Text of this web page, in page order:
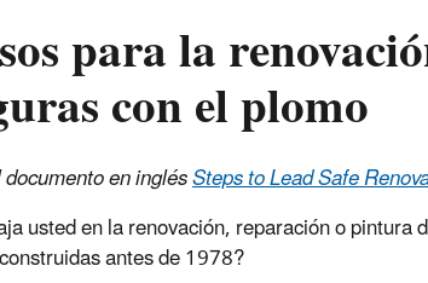
para la
con el plomo
documento en inglésSteps to Lead Safe
usted en la renovación, reparación o
antes de 1978?